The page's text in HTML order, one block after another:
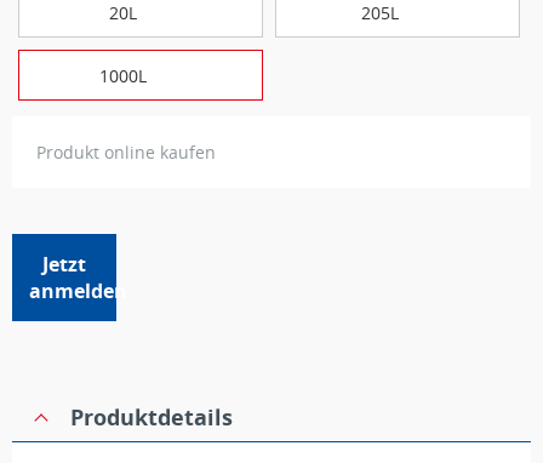
20L 205L
1000L
Produkt online kaufen
Jetzt
anmelden
Produktdetails